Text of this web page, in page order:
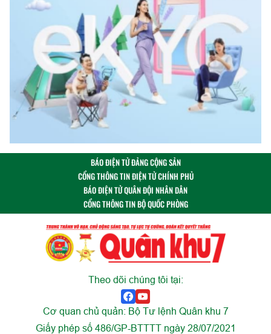
BÁO ĐIỆN TỬ ĐẢNG CỘNG SẢN
CỔNG THÔNG TIN ĐIỆN TỬ CHÍNH PHỦ
BÁO ĐIỆN TỬ QUÂN ĐỘI NHÂN DÂN
CỔNG THÔNG TIN BỘ QUỐC PHÒNG
Theo dõi chúng tôi tại:
Cơ quan chủ quản: Bộ Tư lệnh Quân khu 7
Giấy phép số 486/GP-BTTTT ngày 28/07/2021